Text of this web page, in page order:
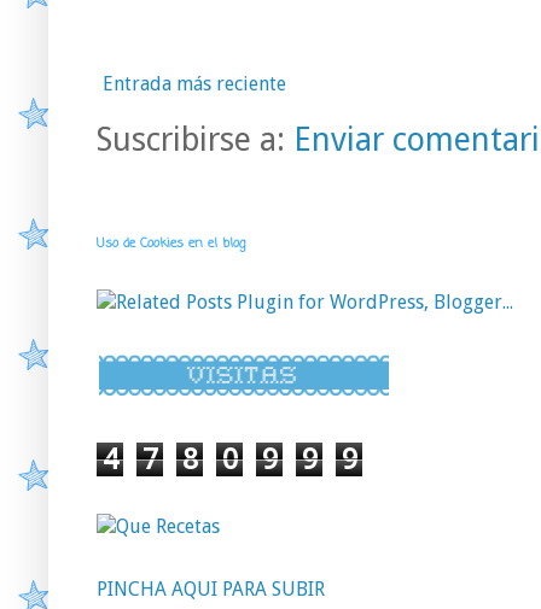
Entrada más reciente
Suscribirse a: Enviar
Uso de Cookies en el blog
4 7 8 0 9 9 9
PINCHA AQUI PARA SUBIR